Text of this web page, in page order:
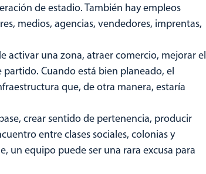
de estadio. También hay empleos
medios, agencias, vendedores, imprentas,
activar una zona, atraer comercio, mejorar el
Cuando está bien planeado, el
que, de otra manera, estaría
crear sentido de pertenencia, producir
entre clases sociales, colonias y
un equipo puede ser una rara excusa para